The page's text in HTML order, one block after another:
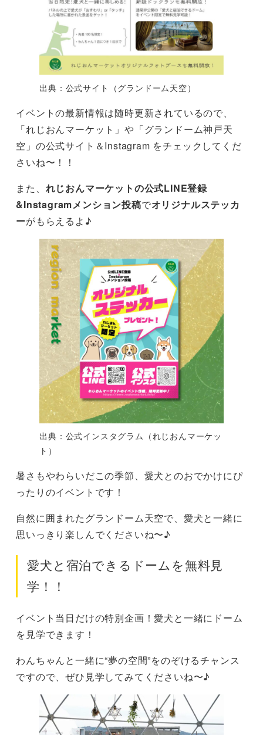
出典：公式サイト（グランドーム天空）
イベントの最新情報は随時更新されているので、
「れじおんマーケット」や「グランドーム神戸天
空」の公式サイト＆Instagram をチェックしてくだ
さいね〜！！
また、 れじおんマーケットの公式LINE登録
&Instagramメンション投稿でオリジナルステッカ
ーがもらえるよ♪
出典：公式インスタグラム（れじおんマーケッ
ト）
暑さもやわらいだこの季節、愛犬とのおでかけにぴ
ったりのイベントです！
自然に囲まれたグランドーム天空で、愛犬と一緒に
思いっきり楽しんでくださいね〜♪
愛犬と宿泊できるドームを無料見
学！！
イベント当日だけの特別企画！愛犬と一緒にドーム
を見学できます！
わんちゃんと一緒に“夢の空間”をのぞけるチャンス
ですので、ぜひ見学してみてくださいね〜♪